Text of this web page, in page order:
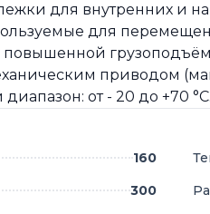
для внутренних и
для
приводом
от - 20 до +70 °С.
160
300